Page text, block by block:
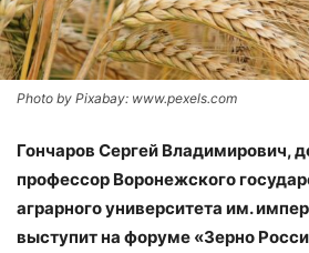
Photo by Pixabay: www.pexels.com
Гончаров Сергей Владимирович,
профессор Воронежского
аграрного университета им.
выступит на форуме «Зерно